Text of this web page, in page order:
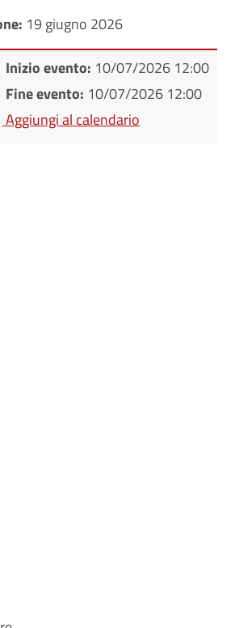
19 giugno 2026
Inizio evento: 10/07/2026 12:00
Fine evento: 10/07/2026 12:00
Aggiungi al calendario